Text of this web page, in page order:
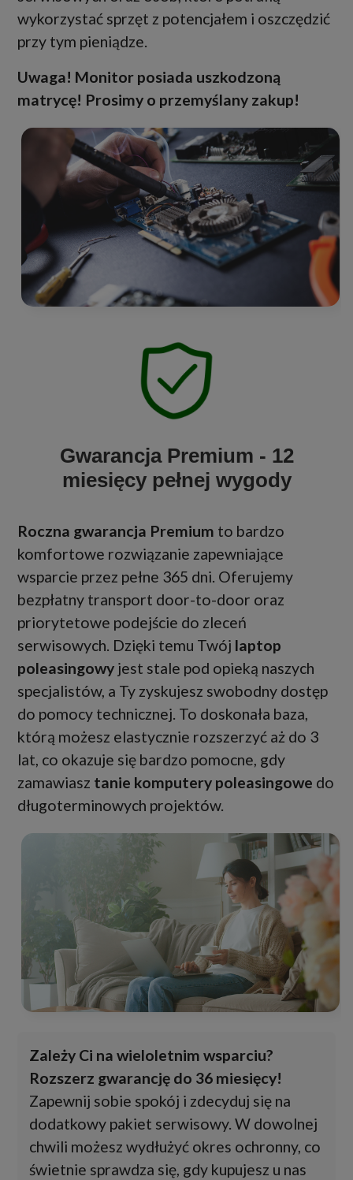
wykorzystać sprzęt z potencjałem i oszczędzić
przy tym pieniądze.
Uwaga! Monitor posiada uszkodzoną
matrycę! Prosimy o przemyślany zakup!
Gwarancja Premium - 12
miesięcy pełnej wygody
Roczna gwarancja Premium to bardzo
komfortowe rozwiązanie zapewniające
wsparcie przez pełne 365 dni. Oferujemy
bezpłatny transport door-to-door oraz
priorytetowe podejście do zleceń
serwisowych. Dzięki temu Twój laptop
poleasingowy jest stale pod opieką naszych
specjalistów, a Ty zyskujesz swobodny dostęp
do pomocy technicznej. To doskonała baza,
którą możesz elastycznie rozszerzyć aż do 3
lat, co okazuje się bardzo pomocne, gdy
zamawiasz tanie komputery poleasingowe do
długoterminowych projektów.
Zależy Ci na wieloletnim wsparciu?
Rozszerz gwarancję do 36 miesięcy!
Zapewnij sobie spokój i zdecyduj się na
dodatkowy pakiet serwisowy. W dowolnej
chwili możesz wydłużyć okres ochronny, co
świetnie sprawdza się, gdy kupujesz u nas